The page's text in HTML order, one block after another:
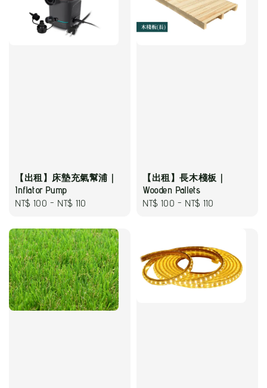
【出租】床墊充氣幫浦｜
Inflator Pump
Regular
NT$ 100 - NT$ 110
【出租】長木棧板｜
Wooden Pallets
Regular
NT$ 100 - NT$ 110